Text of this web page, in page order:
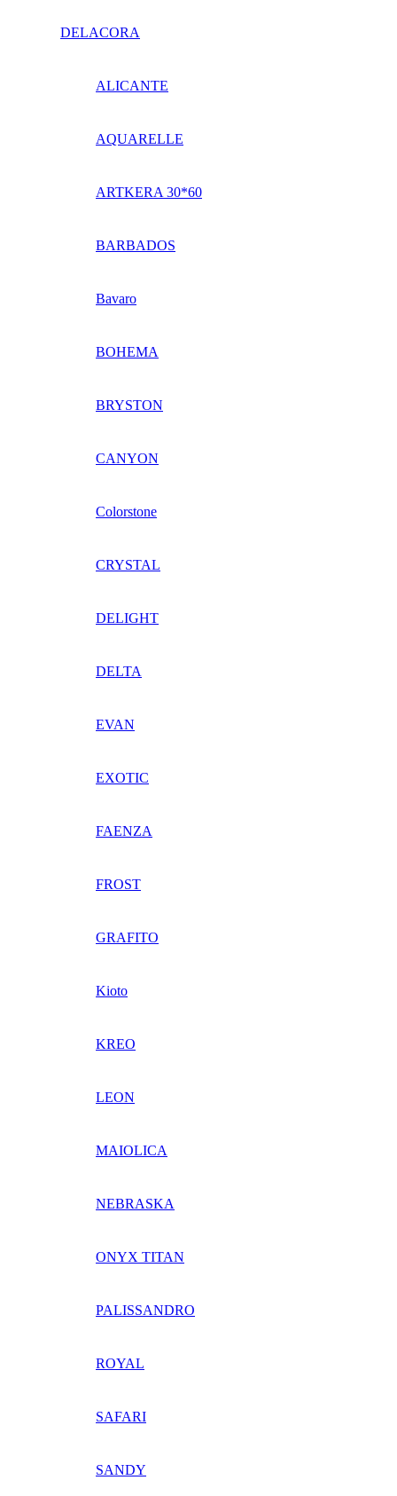
DELACORA
ALICANTE
AQUARELLE
ARTKERA 30*60
BARBADOS
Bavaro
BOHEMA
BRYSTON
CANYON
Colorstone
CRYSTAL
DELIGHT
DELTA
EVAN
EXOTIC
FAENZA
FROST
GRAFITO
Kioto
KREO
LEON
MAIOLICA
NEBRASKA
ONYX TITAN
PALISSANDRO
ROYAL
SAFARI
SANDY